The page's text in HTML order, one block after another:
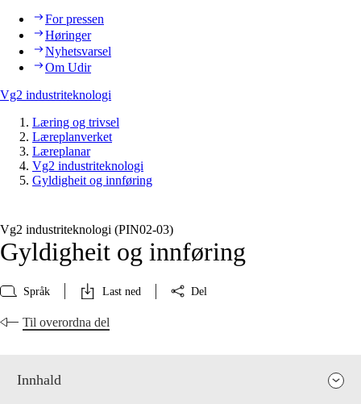
For pressen
Høringer
Nyhetsvarsel
Om Udir
Vg2 industriteknologi
Læring og trivsel
Læreplanverket
Læreplanar
Vg2 industriteknologi
Gyldigheit og innføring
Vg2 industriteknologi (PIN02‑03)
Gyldigheit og innføring
Språk Last ned Del
Til overordna del
Innhald